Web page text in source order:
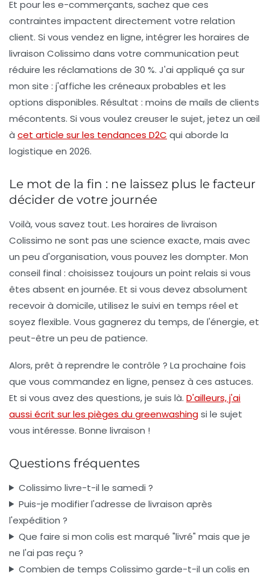
Et pour les e-commerçants, sachez que ces
contraintes impactent directement votre relation
client. Si vous vendez en ligne, intégrer les horaires de
livraison Colissimo dans votre communication peut
réduire les réclamations de 30 %. J'ai appliqué ça sur
mon site : j'affiche les créneaux probables et les
options disponibles. Résultat : moins de mails de clients
mécontents. Si vous voulez creuser le sujet, jetez un œil
à cet article sur les tendances D2C qui aborde la
logistique en 2026.
Le mot de la fin : ne laissez plus le facteur
décider de votre journée
Voilà, vous savez tout. Les horaires de livraison
Colissimo ne sont pas une science exacte, mais avec
un peu d'organisation, vous pouvez les dompter. Mon
conseil final : choisissez toujours un point relais si vous
êtes absent en journée. Et si vous devez absolument
recevoir à domicile, utilisez le suivi en temps réel et
soyez flexible. Vous gagnerez du temps, de l'énergie, et
peut-être un peu de patience.
Alors, prêt à reprendre le contrôle ? La prochaine fois
que vous commandez en ligne, pensez à ces astuces.
Et si vous avez des questions, je suis là. D'ailleurs, j'ai
aussi écrit sur les pièges du greenwashingsi le sujet
vous intéresse. Bonne livraison !
Questions fréquentes
Colissimo livre-t-il le samedi ?
Puis-je modifier l'adresse de livraison après
l'expédition ?
Que faire si mon colis est marqué "livré" mais que je
ne l'ai pas reçu ?
Combien de temps Colissimo garde-t-il un colis en